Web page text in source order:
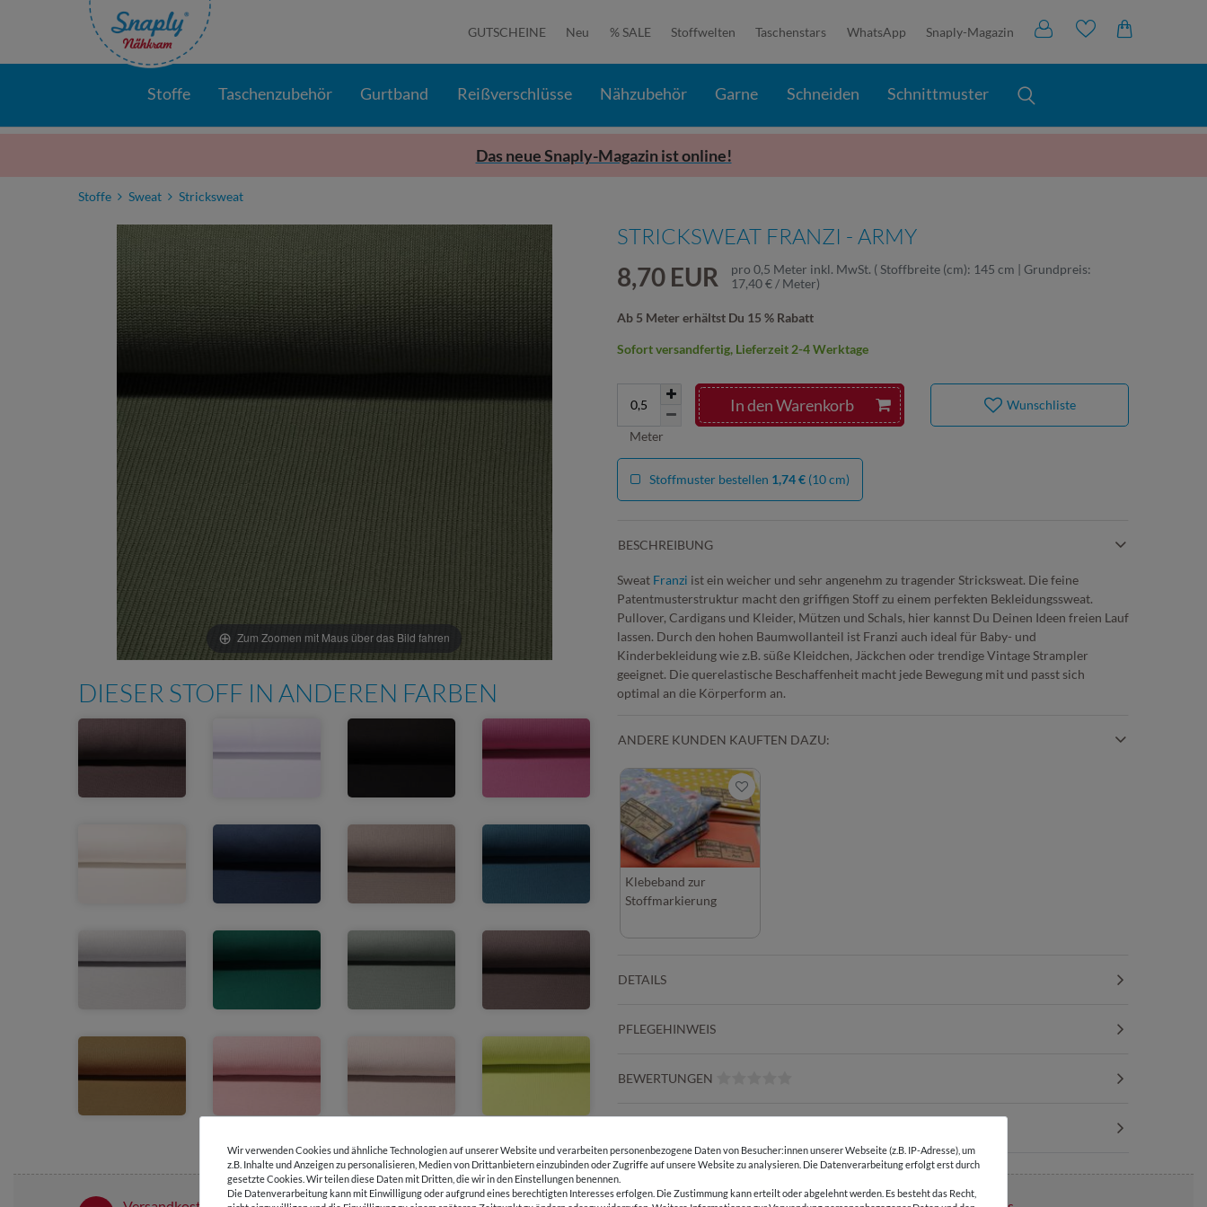
GUTSCHEINE Neu % SALE Stoffwelten Taschenstars WhatsApp Snaply-Magazin
Stoffe Taschenzubehör Gurtband Reißverschlüsse Nähzubehör Garne Schneiden Schnittmuster
Das neue Snaply-Magazin ist online!
Stoffe Sweat Stricksweat
Zum Zoomen mit Maus über das Bild fahren
DIESER STOFF IN ANDEREN FARBEN
STRICKSWEAT FRANZI - ARMY
8,70 EUR pro 0,5 Meter inkl. MwSt. ( Stoffbreite (cm): 145 cm | Grundpreis:
17,40 € / Meter)
Ab 5 Meter erhältst Du 15 % Rabatt
In den Warenkorb
Meter
Sofort versandfertig, Lieferzeit 2-4 Werktage
Wunschliste
Stoffmuster bestellen 1,74 € (10 cm)
BESCHREIBUNG
Sweat Franzi ist ein weicher und sehr angenehm zu tragender Stricksweat. Die feine
Patentmusterstruktur macht den griffigen Stoff zu einem perfekten Bekleidungssweat.
Pullover, Cardigans und Kleider, Mützen und Schals, hier kannst Du Deinen Ideen freien Lauf
lassen. Durch den hohen Baumwollanteil ist Franzi auch ideal für Baby- und
Kinderbekleidung wie z.B. süße Kleidchen, Jäckchen oder trendige Vintage Strampler
geeignet. Die querelastische Beschaffenheit macht jede Bewegung mit und passt sich
optimal an die Körperform an.
ANDERE KUNDEN KAUFTEN DAZU:
Klebeband zur
Stoffmarkierung
DETAILS
PFLEGEHINWEIS
BEWERTUNGEN
Wir verwenden Cookies und ähnliche Technologien auf unserer Website und verarbeiten personenbezogene Daten von Besucher:innen unserer Webseite (z.B. IP-Adresse), um
z.B. Inhalte und Anzeigen zu personalisieren, Medien von Drittanbietern einzubinden oder Zugriffe auf unsere Website zu analysieren. Die Datenverarbeitung erfolgt erst durch
gesetzte Cookies. Wir teilen diese Daten mit Dritten, die wir in den Einstellungen benennen.
Die Datenverarbeitung kann mit Einwilligung oder aufgrund eines berechtigten Interesses erfolgen. Die Zustimmung kann erteilt oder abgelehnt werden. Es besteht das Recht,